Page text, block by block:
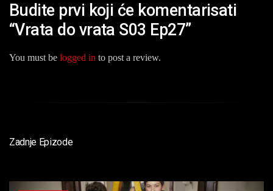
Budite prvi koji će komentarisati
“Vrata do vrata S03 Ep27”
You must be logged in to post a review.
Zadnje Epizode